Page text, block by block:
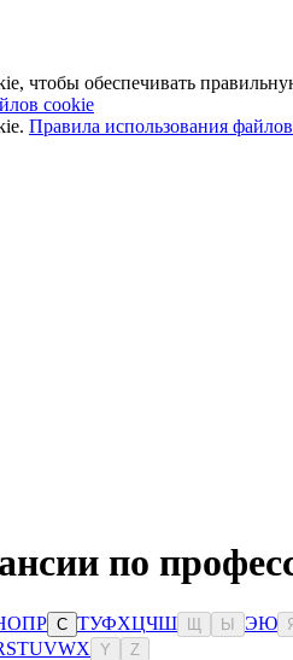
чтобы обеспечивать
cookie
Правила использования
по
ОПР С ТУФХЦЧШ Ы ЭЮ
STUVWX Y Z